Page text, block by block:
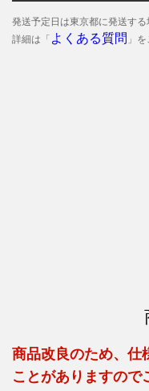
発送予定日は東京都に発送する
詳細は「 よくある質問 」
商品改良のため、仕
ことがありますので